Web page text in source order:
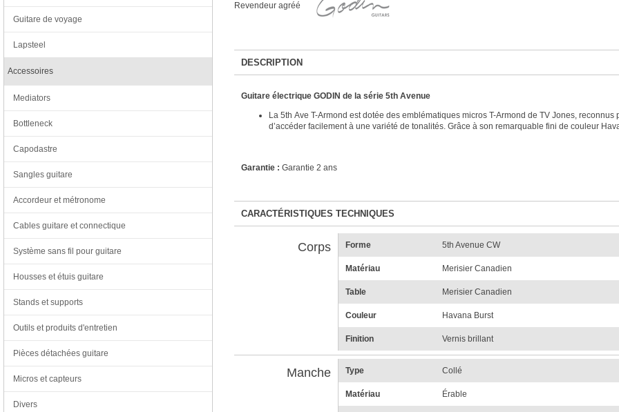
Revendeur agréé
DESCRIPTION
Guitare électrique GODIN de la série 5th Avenue
La 5th Ave T-Armond est dotée des emblématiques micros T-Armond de TV Jones,
d’accéder facilement à une variété de tonalités. Grâce à son remarquable fini de couleur
Garantie : Garantie 2 ans
CARACTÉRISTIQUES TECHNIQUES
Corps Forme 5th Avenue CW
Matériau Merisier Canadien
Table Merisier Canadien
Couleur Havana Burst
Finition Vernis brillant
Manche Type Collé
Matériau Érable
Guitare de voyage
Lapsteel
Accessoires
Mediators
Bottleneck
Capodastre
Sangles guitare
Accordeur et métronome
Cables guitare et connectique
Système sans fil pour guitare
Housses et étuis guitare
Stands et supports
Outils et produits d'entretien
Pièces détachées guitare
Micros et capteurs
Divers